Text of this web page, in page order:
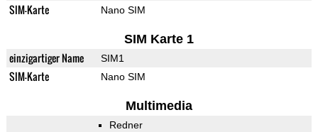
SIM-Karte Nano SIM
SIM Karte 1
einzigartiger Name SIM1
SIM-Karte Nano SIM
Multimedia
Redner